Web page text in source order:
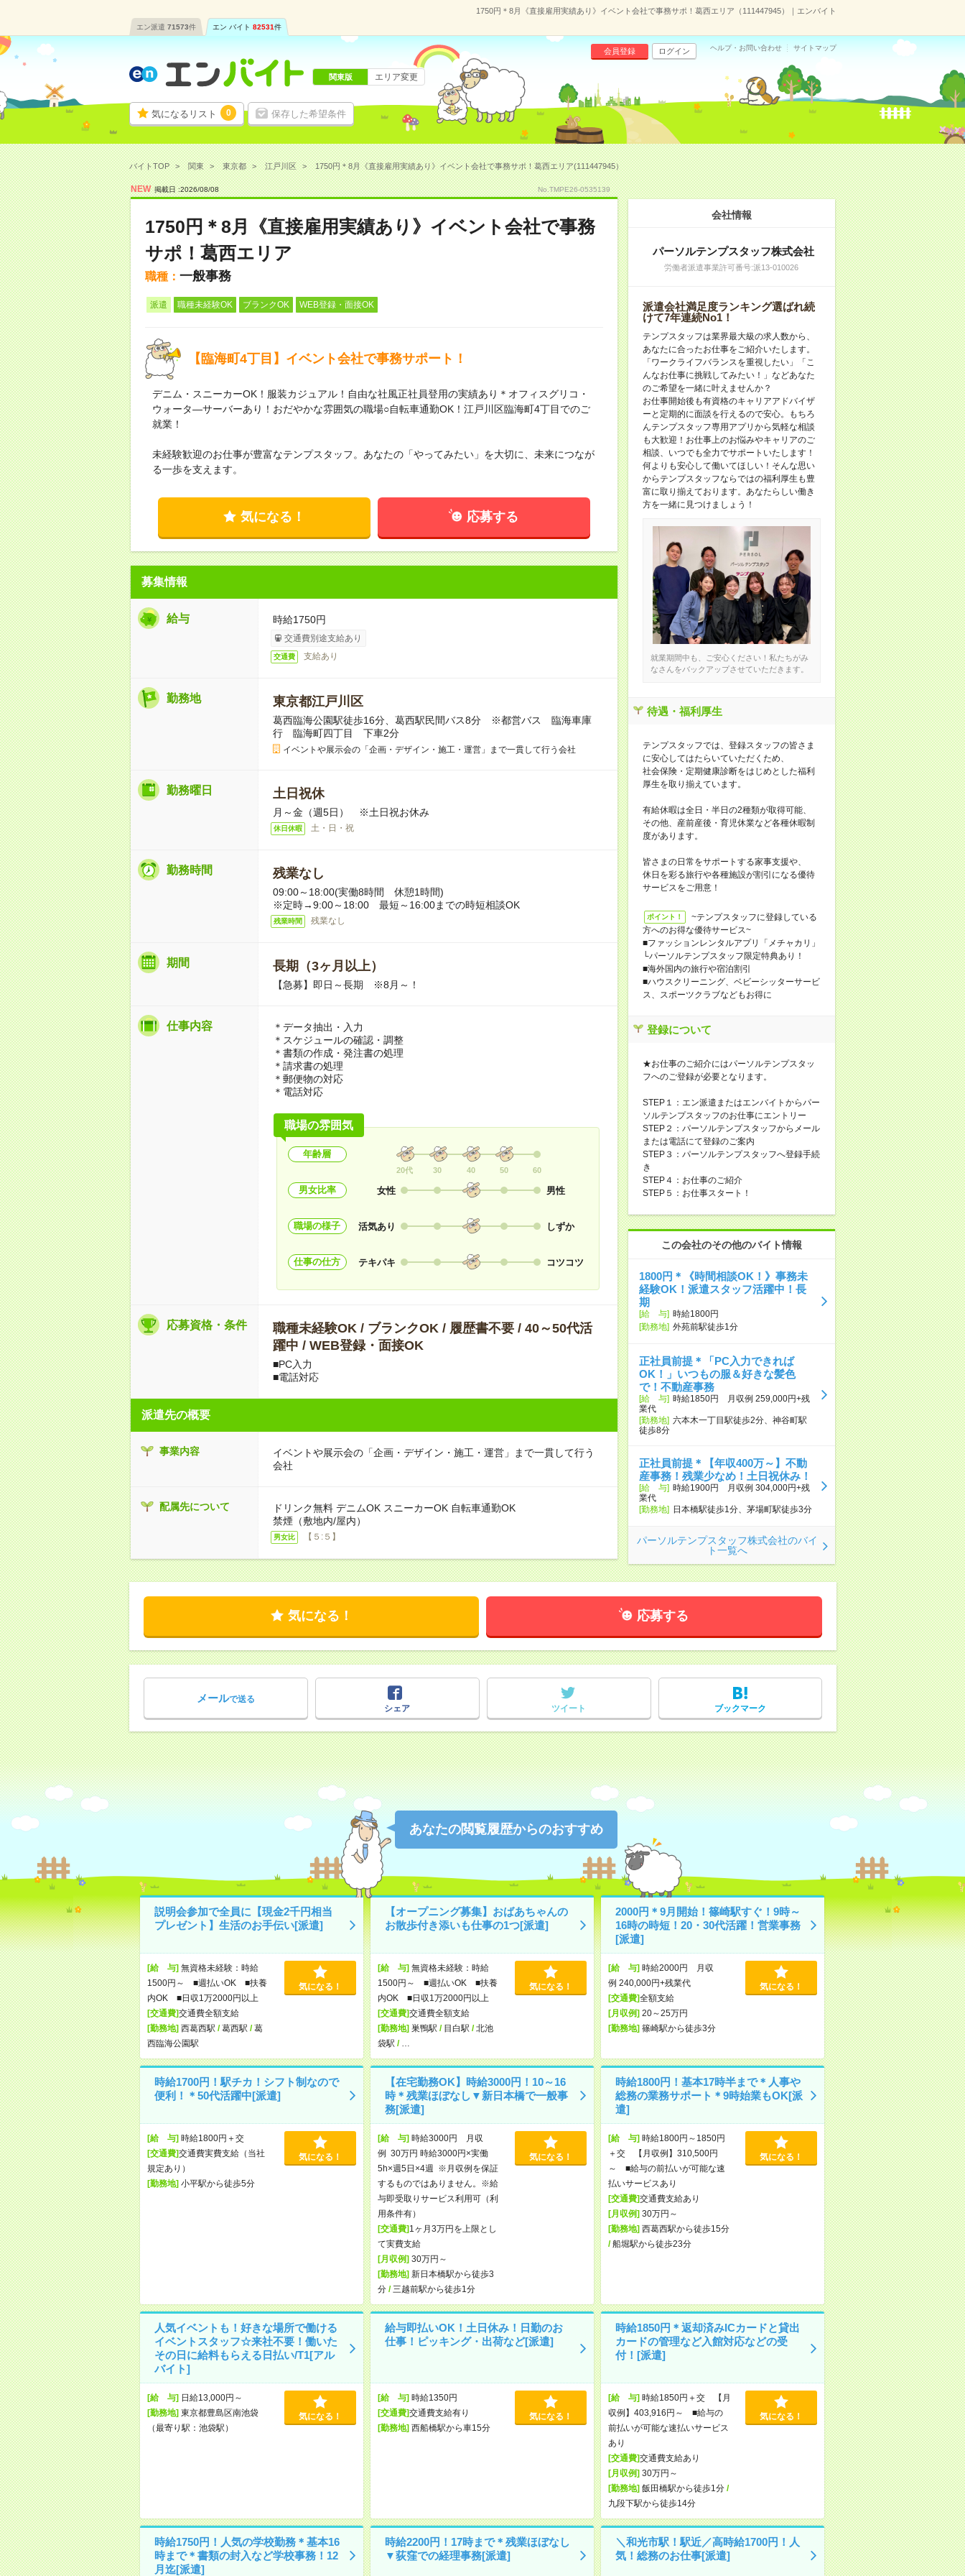
1750円＊8月《直接雇用実績あり》イベント会社で事務サポ！葛西エリア（111447945）｜エンバイト
エン派遣 71573件 エン バイト 82531件
気になるリスト 0 保存した希望条件
会員登録 ログイン ヘルプ・お問い合わせ サイトマップ
関東版 エリア変更
バイトTOP 関東 東京都 江戸川区 1750円＊8月《直接雇用実績あり》イベント会社で事務サポ！葛西エリア(111447945）
NEW 掲載日 :2026/08/08 No.TMPE26-0535139
1750円＊8月《直接雇用実績あり》イベント会社で事務
サポ！葛西エリア
職種： 一般事務
派遣 職種未経験OK ブランクOK WEB登録・面接OK
【臨海町4丁目】イベント会社で事務サポート！
デニム・スニーカーOK！服装カジュアル！自由な社風正社員登用の実績あり＊オフィスグリコ・
ウォータ―サーバーあり！おだやかな雰囲気の職場○自転車通勤OK！江戸川区臨海町4丁目でのご
就業！
未経験歓迎のお仕事が豊富なテンプスタッフ。あなたの「やってみたい」を大切に、未来につなが
る一歩を支えます。
気になる！ 応募する
募集情報
給与 時給1750円
交通費別途支給あり
交通費 支給あり
勤務地 東京都江戸川区
葛西臨海公園駅徒歩16分、葛西駅民間バス8分 ※都営バス 臨海車庫
行 臨海町四丁目 下車2分
イベントや展示会の「企画・デザイン・施工・運営」まで一貫して行う会社
勤務曜日 土日祝休
月～金（週5日） ※土日祝お休み
休日休暇 土・日・祝
勤務時間 残業なし
09:00～18:00(実働8時間 休憩1時間)
※定時→9:00～18:00 最短～16:00までの時短相談OK
残業時間 残業なし
期間 長期（3ヶ月以上）
【急募】即日～長期 ※8月～！
仕事内容
＊データ抽出・入力
＊スケジュールの確認・調整
＊書類の作成・発注書の処理
＊請求書の処理
＊郵便物の対応
＊電話対応
職場の雰囲気
年齢層
20代 30 40 50 60
男女比率 女性 男性
職場の様子 活気あり しずか
仕事の仕方 テキパキ コツコツ
応募資格・条件
職種未経験OK / ブランクOK / 履歴書不要 / 40～50代活
躍中 / WEB登録・面接OK
■PC入力
■電話対応
派遣先の概要
事業内容
イベントや展示会の「企画・デザイン・施工・運営」まで一貫して行う
会社
配属先について
ドリンク無料 デニムOK スニーカーOK 自転車通勤OK
禁煙（敷地内/屋内）
男女比 【５:５】
会社情報
パーソルテンプスタッフ株式会社
労働者派遣事業許可番号:派13-010026
派遣会社満足度ランキング選ばれ続
けて7年連続No1！
テンプスタッフは業界最大級の求人数から、
あなたに合ったお仕事をご紹介いたします。
「ワークライフバランスを重視したい」「こ
んなお仕事に挑戦してみたい！」などあなた
のご希望を一緒に叶えませんか？
お仕事開始後も有資格のキャリアアドバイザ
ーと定期的に面談を行えるので安心。もちろ
んテンプスタッフ専用アプリから気軽な相談
も大歓迎！お仕事上のお悩みやキャリアのご
相談、いつでも全力でサポートいたします！
何よりも安心して働いてほしい！そんな思い
からテンプスタッフならではの福利厚生も豊
富に取り揃えております。あなたらしい働き
方を一緒に見つけましょう！
就業期間中も、ご安心ください！私たちがみ
なさんをバックアップさせていただきます。
待遇・福利厚生
テンプスタッフでは、登録スタッフの皆さま
に安心してはたらいていただくため、
社会保険・定期健康診断をはじめとした福利
厚生を取り揃えています。
有給休暇は全日・半日の2種類が取得可能、
その他、産前産後・育児休業など各種休暇制
度があります。
皆さまの日常をサポートする家事支援や、
休日を彩る旅行や各種施設が割引になる優待
サービスをご用意！
ポイント！
~テンプスタッフに登録している
方へのお得な優待サービス~
■ファッションレンタルアプリ「メチャカリ」
└パーソルテンプスタッフ限定特典あり！
■海外国内の旅行や宿泊割引
■ハウスクリーニング、ベビーシッターサービ
ス、スポーツクラブなどもお得に
登録について
★お仕事のご紹介にはパーソルテンプスタッ
フへのご登録が必要となります。
STEP１：エン派遣またはエンバイトからパー
ソルテンプスタッフのお仕事にエントリー
STEP２：パーソルテンプスタッフからメール
または電話にて登録のご案内
STEP３：パーソルテンプスタッフへ登録手続
き
STEP４：お仕事のご紹介
STEP５：お仕事スタート！
この会社のその他のバイト情報
1800円＊《時間相談OK！》事務未
経験OK！派遣スタッフ活躍中！長
期
[給 与] 時給1800円
[勤務地] 外苑前駅徒歩1分
正社員前提＊「PC入力できれば
OK！」いつもの服＆好きな髪色
で！不動産事務
[給 与] 時給1850円 月収例 259,000円+残
業代
[勤務地] 六本木一丁目駅徒歩2分、神谷町駅
徒歩8分
正社員前提＊【年収400万～】不動
産事務！残業少なめ！土日祝休み！
[給 与] 時給1900円 月収例 304,000円+残
業代
[勤務地] 日本橋駅徒歩1分、茅場町駅徒歩3分
パーソルテンプスタッフ株式会社のバイ
ト一覧へ
気になる！ 応募する
メールで送る
シェア
ツイート ブックマーク
あなたの閲覧履歴からのおすすめ
説明会参加で全員に【現金2千円相当
プレゼント】生活のお手伝い[派遣]
[給 与]無資格未経験：時給
1500円～ ■週払いOK ■扶養
内OK ■日収1万2000円以上
[交通費]交通費全額支給
[勤務地]西葛西駅 /葛西駅 /葛
西臨海公園駅
気になる！
【オープニング募集】おばあちゃんの
お散歩付き添いも仕事の1つ[派遣]
[給 与]無資格未経験：時給
1500円～ ■週払いOK ■扶養
内OK ■日収1万2000円以上
[交通費]交通費全額支給
[勤務地]巣鴨駅 / 目白駅 /北池
袋駅 /
気になる！
2000円＊9月開始！篠崎駅すぐ！9時～
16時の時短！20・30代活躍！営業事務
[派遣]
[給 与]時給2000円 月収
例 240,000円+残業代
[交通費]全額支給
[月収例]20～25万円
[勤務地]篠崎駅から徒歩3分
気になる！
時給1700円！駅チカ！シフト制なので
便利！＊50代活躍中[派遣]
[給 与]時給1800円＋交
[交通費]交通費実費支給（当社
規定あり）
[勤務地]小平駅から徒歩5分
気になる！
【在宅勤務OK】時給3000円！10～16
時＊残業ほぼなし▼新日本橋で一般事
務[派遣]
[給 与]時給3000円 月収
例 30万円 時給3000円×実働
5h×週5日×4週 ※月収例を保証
するものではありません。※給
与即受取りサービス利用可（利
用条件有）
[交通費]1ヶ月3万円を上限とし
て実費支給
[月収例]30万円～
[勤務地]新日本橋駅から徒歩3
分/ 三越前駅から徒歩1分
気になる！
時給1800円！基本17時半まで＊人事や
総務の業務サポート＊9時始業もOK[派
遣]
[給 与]時給1800円～1850円
＋交 【月収例】310,500円
～ ■給与の前払いが可能な速
払いサービスあり
[交通費]交通費支給あり
[月収例]30万円～
[勤務地]西葛西駅から徒歩15分
/船堀駅から徒歩23分
気になる！
人気イベントも！好きな場所で働ける
イベントスタッフ☆来社不要！働いた
その日に給料もらえる日払い/T1[アル
バイト]
[給 与]日給13,000円～
[勤務地]東京都豊島区南池袋
（最寄り駅：池袋駅）
気になる！
給与即払いOK！土日休み！日勤のお
仕事！ピッキング・出荷など[派遣]
[給 与]時給1350円
[交通費]交通費支給有り
[勤務地]西船橋駅から車15分
気になる！
時給1850円＊返却済みICカードと貸出
カードの管理など入館対応などの受
付！[派遣]
[給 与]時給1850円＋交 【月
収例】403,916円～ ■給与の
前払いが可能な速払いサービス
あり
[交通費]交通費支給あり
[月収例]30万円～
[勤務地]飯田橋駅から徒歩1分/
九段下駅から徒歩14分
気になる！
時給1750円！人気の学校勤務＊基本16
時まで＊書類の封入など学校事務！12
月迄[派遣]
時給2200円！17時まで＊残業ほぼなし
▼荻窪での経理事務[派遣]
＼和光市駅！駅近／高時給1700円！人
気！総務のお仕事[派遣]